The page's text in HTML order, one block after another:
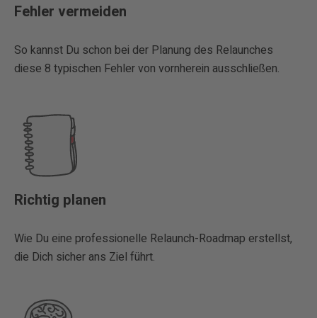
Fehler vermeiden
So kannst Du schon bei der Planung des Relaunches
diese 8 typischen Fehler von vornherein ausschließen.
Richtig planen
Wie Du eine professionelle Relaunch-Roadmap erstellst,
die Dich sicher ans Ziel führt.